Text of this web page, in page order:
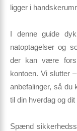
ligger i
I denne guide
natoptagelser og
der kan være
kontoen. Vi slutter
anbefalinger, så
til din hverdag og dit
Spænd